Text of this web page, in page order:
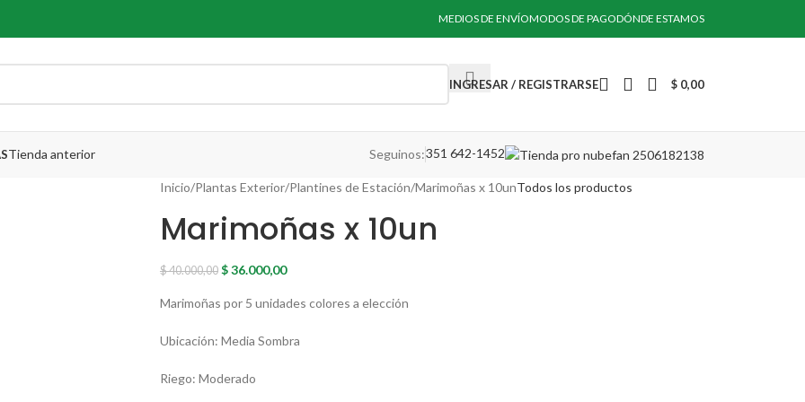
MEDIOS DE ENVÍOMODOS DE PAGODÓNDE ESTAMOS
INGRESAR / REGISTRARSE $ 0,00
Tienda anterior Seguinos:351 642-1452
Inicio Plantas Exterior Plantines de Estación Marimoñas x 10unTodos los productos
Marimoñas x 10un
$40.000,00 $36.000,00
Marimoñas por 5 unidades colores a elección
Ubicación: Media Sombra
Riego: Moderado